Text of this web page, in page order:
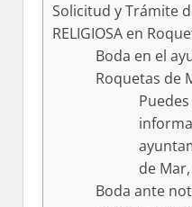
Solicitud y Trámite
RELIGIOSA en
Boda en el
Roquetas dе
dе
Boda ante